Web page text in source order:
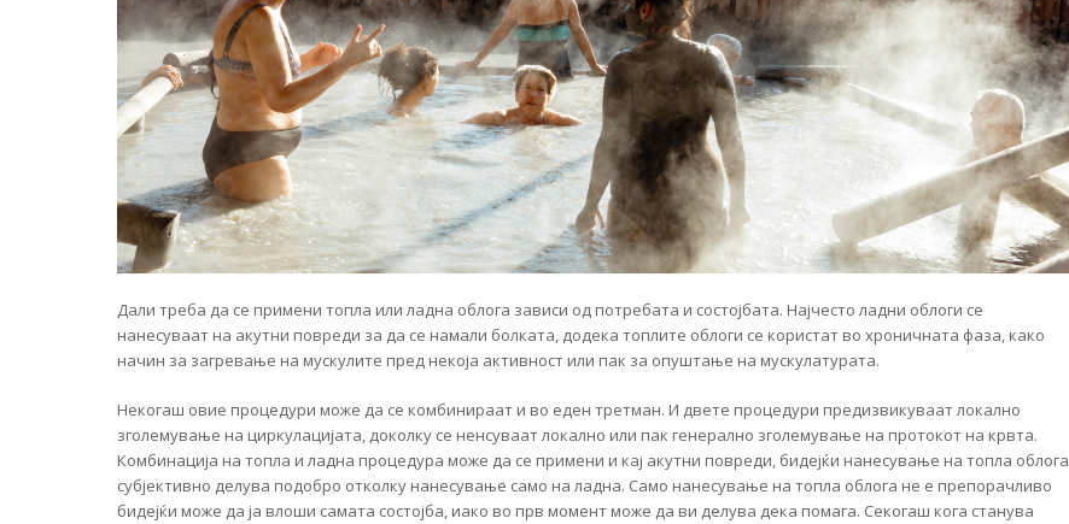
Дали треба да се примени топла или ладна облога зависи од потребата и состојбата. Најчесто ладни облоги се
нанесуваат на акутни повреди за да се намали болката, додека топлите облоги се користат во хроничната фаза, како
начин за загревање на мускулите пред некоја активност или пак за опуштање на мускулатурата.
Некогаш овие процедури може да се комбинираат и во еден третман. И двете процедури предизвикуваат локално
зголемување на циркулацијата, доколку се ненсуваат локално или пак генерално зголемување на протокот на крвта.
Комбинација на топла и ладна процедура може да се примени и кај акутни повреди, бидејќи нанесување на топла облога
субјективно делува подобро отколку нанесување само на ладна. Само нанесување на топла облога не е препорачливо
бидејќи може да ја влоши самата состојба, иако во прв момент може да ви делува дека помага. Секогаш кога станува